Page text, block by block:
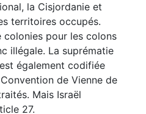
la Cisjordanie et
territoires occupés.
pour les colons
illégale. La suprématie
également codifiée
de Vienne de
Mais Israël
27.